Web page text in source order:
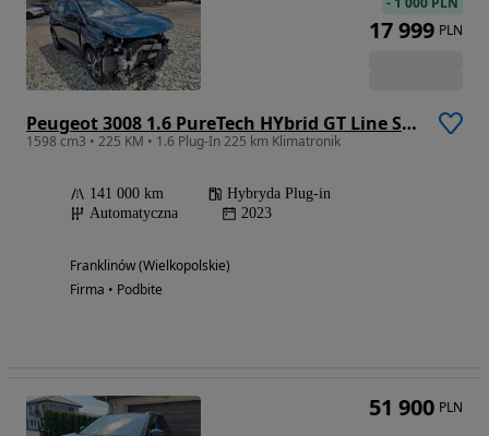
Peugeot 3008 1.6 PureTech HYbrid GT Line S&S EAT8
1598 cm3 • 225 KM • 1.6 Plug-In 225 km Klimatronik
141 000 km
Hybryda Plug-in
Automatyczna
2023
Franklinów (Wielkopolskie)
Firma • Podbite
17 999 PLN
51 900 PLN